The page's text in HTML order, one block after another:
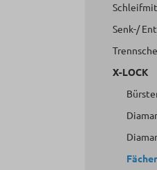
Senk-/
X-LOCK